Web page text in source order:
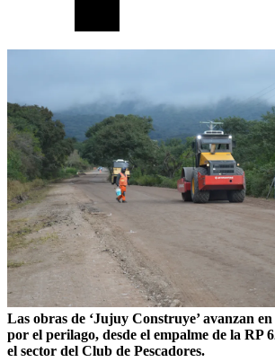
Las obras de ‘Jujuy Construye’ avanzan
por el perilago, desde el empalme de la RP
el sector del Club de Pescadores.